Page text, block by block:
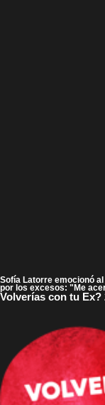
Sofía Latorre emocionó
por los excesos: "Me
Volverías con tu Ex?